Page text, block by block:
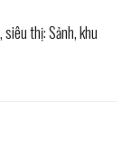
thị: Sảnh, khu